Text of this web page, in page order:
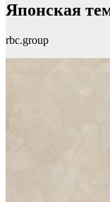
Японская
rbc.group